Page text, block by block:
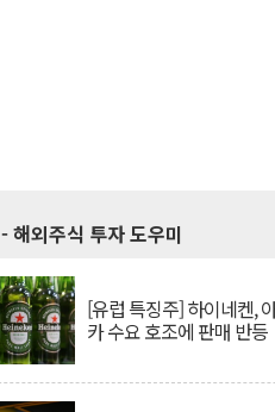
- 해외주식 투자 도우미
[유럽 특징주] 하이네켄,
카 수요 호조에 판매 반등